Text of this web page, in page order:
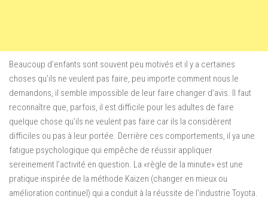
Beaucoup d’enfants sont souvent peu motivés et il y a certaines
choses qu’ils ne veulent pas faire, peu importe comment nous le
demandons, il semble impossible de leur faire changer d’avis. Il faut
reconnaître que, parfois, il est difficile pour les adultes de faire
quelque chose qu’ils ne veulent pas faire car ils la considèrent
difficiles ou pas à leur portée. Derrière ces comportements, il ya une
fatigue psychologique qui empêche de réussir appliquer
sereinement l’activité en question. La «règle de la minute» est une
pratique inspirée de la méthode Kaizen (changer en mieux ou
amélioration continuel) qui a conduit à la réussite de l’industrie Toyota.